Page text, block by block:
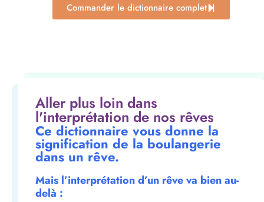
Commander le dictionnaire complet
Aller plus loin dans
l'interprétation de nos rêves
Ce dictionnaire vous donne la
signification de la boulangerie
dans un rêve.
Mais l’interprétation d’un rêve va bien au-
delà :